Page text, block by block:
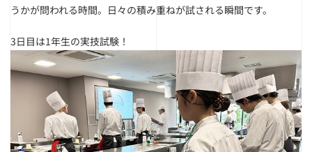
うかが問われる時間。 日々の積み重ねが試される瞬間です。
3日目は1年生の実技試験！